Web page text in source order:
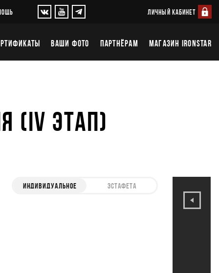
ЛИЧНЫЙ КАБИНЕТ
ВАШИ ФОТО ПАРТНЁРАМ МАГАЗИН IRONSTAR
(IV ЭТАП)
ИНДИВИДУАЛЬНОЕ ЭСТАФЕТА